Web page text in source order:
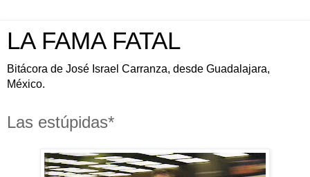
LA FAMA FATAL
Bitácora de José Israel Carranza, desde Guadalajara,
México.
Las estúpidas*